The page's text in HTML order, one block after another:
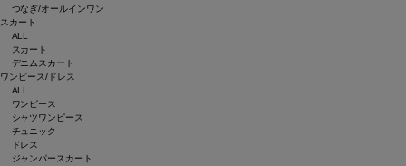
つなぎ/オールインワン
スカート
ALL
スカート
デニムスカート
ワンピース/ドレス
ALL
ワンピース
シャツワンピース
チュニック
ドレス
ジャンパースカート